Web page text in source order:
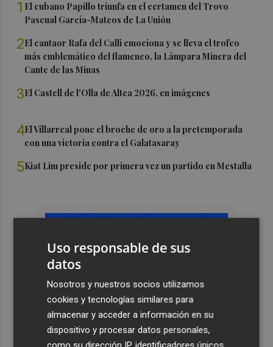
1 El cubano Papillo triunfa en el certamen del Trovo
Pascual García-Mateos de La Unión
2El cantaor Rafa del Calli emociona y se lleva el trofeo
más emblemático del flamenco, la Lámpara Minera del
Cante de las Minas
3El Castell de l'Olla de Altea 2026, en imágenes
4El Villarreal pone el broche de oro a la pretemporada
con una victoria contra el Galatasaray
5Kiat Lim preside por primera vez un partido en Mestalla
Uso responsable de sus
datos
Nosotros y nuestros socios utilizamos
cookies y tecnologías similares para
almacenar y acceder a información en su
dispositivo y procesar datos personales,